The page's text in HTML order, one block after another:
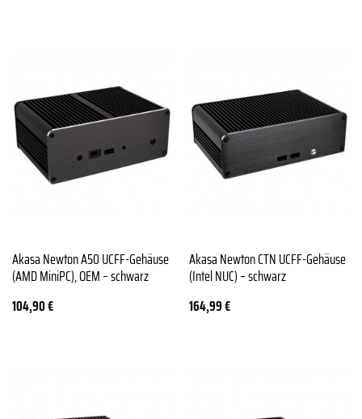
Akasa Newton A50 UCFF-Gehäuse
(AMD MiniPC), OEM – schwarz
104,90€
Akasa Newton CTN UCFF-Gehäuse
(Intel NUC) – schwarz
164,99€